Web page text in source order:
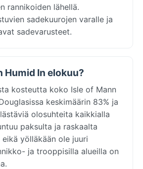
rannikoiden lähellä.
sadekuurojen varalle ja
sadevarusteet.
Humid In elokuu?
kosteutta koko Isle of Mann
keskimäärin 83% ja
olosuhteita kaikkialla
paksulta ja raskaalta
yölläkään ole juuri
ja trooppisilla alueilla on